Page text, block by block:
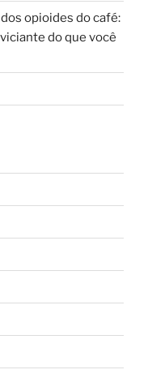
opioides do café:
do que você